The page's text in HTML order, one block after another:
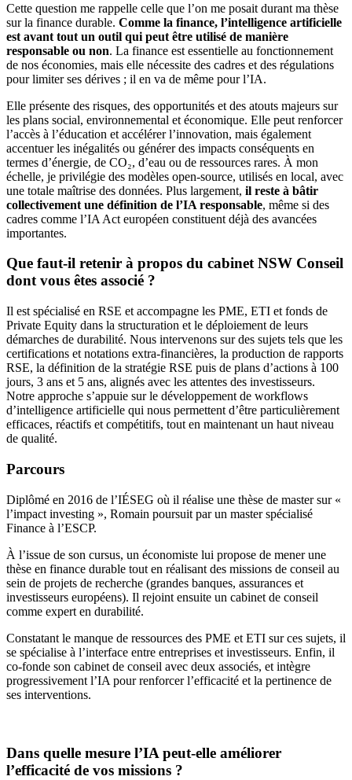
Cette question me rappelle celle que l’on me posait durant ma thèse
sur la finance durable. Comme la finance, l’intelligence artificielle
est avant tout un outil qui peut être utilisé de manière
responsable ou non. La finance est essentielle au fonctionnement
de nos économies, mais elle nécessite des cadres et des régulations
pour limiter ses dérives ; il en va de même pour l’IA.
Elle présente des risques, des opportunités et des atouts majeurs sur
les plans social, environnemental et économique. Elle peut renforcer
l’accès à l’éducation et accélérer l’innovation, mais également
accentuer les inégalités ou générer des impacts conséquents en
termes d’énergie, de CO₂, d’eau ou de ressources rares. À mon
échelle, je privilégie des modèles open-source, utilisés en local, avec
une totale maîtrise des données. Plus largement, il reste à bâtir
collectivement une définition de l’IA responsable, même si des
cadres comme l’IA Act européen constituent déjà des avancées
importantes.
Que faut-il retenir à propos du cabinet NSW Conseil
dont vous êtes associé ?
Il est spécialisé en RSE et accompagne les PME, ETI et fonds de
Private Equity dans la structuration et le déploiement de leurs
démarches de durabilité. Nous intervenons sur des sujets tels que les
certifications et notations extra-financières, la production de rapports
RSE, la définition de la stratégie RSE puis de plans d’actions à 100
jours, 3 ans et 5 ans, alignés avec les attentes des investisseurs.
Notre approche s’appuie sur le développement de workflows
d’intelligence artificielle qui nous permettent d’être particulièrement
efficaces, réactifs et compétitifs, tout en maintenant un haut niveau
de qualité.
Parcours
Diplômé en 2016 de l’IÉSEG où il réalise une thèse de master sur «
l’impact investing », Romain poursuit par un master spécialisé
Finance à l’ESCP.
À l’issue de son cursus, un économiste lui propose de mener une
thèse en finance durable tout en réalisant des missions de conseil au
sein de projets de recherche (grandes banques, assurances et
investisseurs européens). Il rejoint ensuite un cabinet de conseil
comme expert en durabilité.
Constatant le manque de ressources des PME et ETI sur ces sujets, il
se spécialise à l’interface entre entreprises et investisseurs. Enfin, il
co-fonde son cabinet de conseil avec deux associés, et intègre
progressivement l’IA pour renforcer l’efficacité et la pertinence de
ses interventions.
Dans quelle mesure l’IA peut-elle améliorer
l’efficacité de vos missions ?